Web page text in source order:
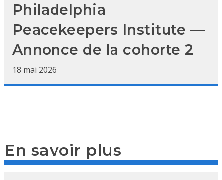
Philadelphia
Peacekeepers Institute —
Annonce de la cohorte 2
18 mai 2026
En savoir plus